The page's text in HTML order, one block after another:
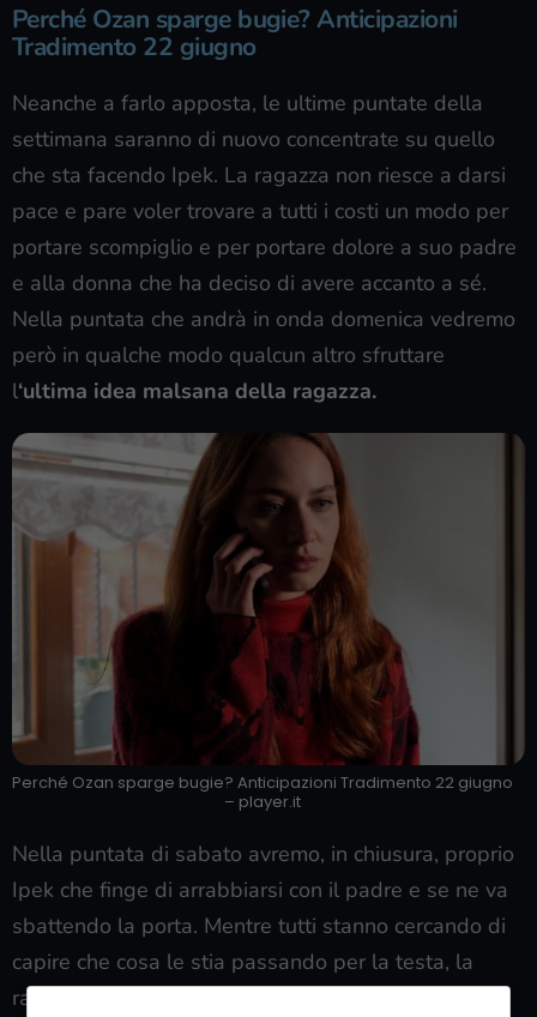
Perché Ozan sparge bugie? Anticipazioni
Tradimento 22 giugno
Neanche a farlo apposta, le ultime puntate della
settimana saranno di nuovo concentrate su quello
che sta facendo Ipek. La ragazza non riesce a darsi
pace e pare voler trovare a tutti i costi un modo per
portare scompiglio e per portare dolore a suo padre
e alla donna che ha deciso di avere accanto a sé.
Nella puntata che andrà in onda domenica vedremo
però in qualche modo qualcun altro sfruttare
l‘ultima idea malsana della ragazza.
Perché Ozan sparge bugie? Anticipazioni Tradimento 22 giugno
– player.it
Nella puntata di sabato avremo, in chiusura, proprio
Ipek che finge di arrabbiarsi con il padre e se ne va
sbattendo la porta. Mentre tutti stanno cercando di
capire che cosa le stia passando per la testa, la
ragazza manda un messaggio in cui annuncia la